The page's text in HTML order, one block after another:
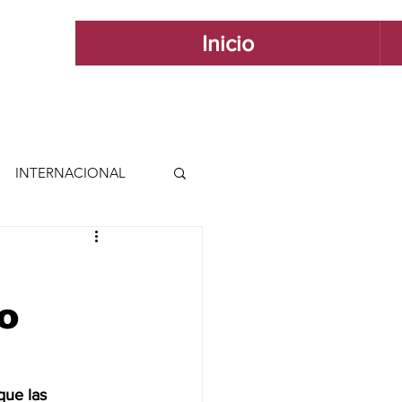
Inicio
INTERNACIONAL
INTERNACIONAL
ESTILO
las